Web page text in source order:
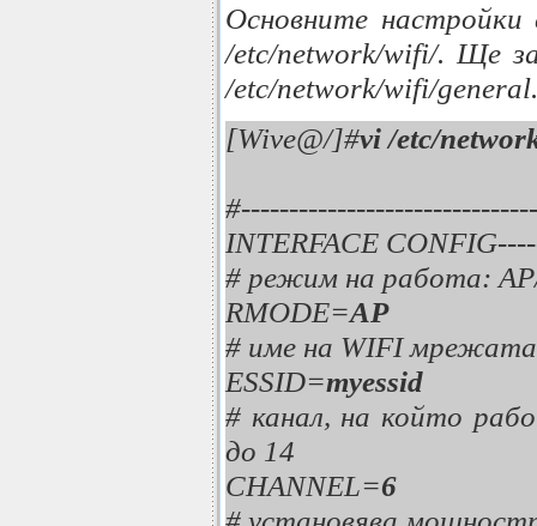
Основните настройки
/etc/network/wifi/. Ще
/etc/network/wifi/general.
[Wive@/]#vi /etc/
INTERFACE
# режим на работа:
RMODE=AP
# име на WIFI мрежата
ESSID=myessid
# канал, на който
до 14
CHANNEL=6